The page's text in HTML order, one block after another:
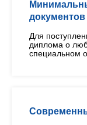
документов
Для
диплома о
специальном